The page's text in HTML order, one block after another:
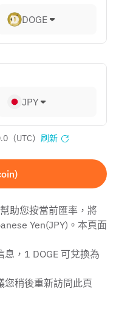
DOGE
JPY
UTC） 刷新
助您按當前匯率，將
Yen(JPY)。本頁面
，1 DOGE 可兌換為
您稍後重新訪問此頁